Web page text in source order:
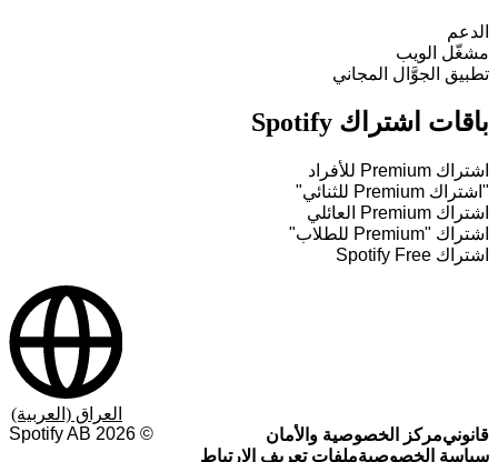
الدعم
مشغّل الويب
تطبيق الجوَّال المجاني
باقات اشتراك Spotify
اشتراك Premium للأفراد
"اشتراك Premium للثنائي"
اشتراك Premium العائلي
اشتراك "Premium للطلاب"
اشتراك Spotify Free
قانونيمركز الخصوصية والأمان
سياسة الخصوصيةملفات تعريف الارتباط
©
2026
العراق (العربية)